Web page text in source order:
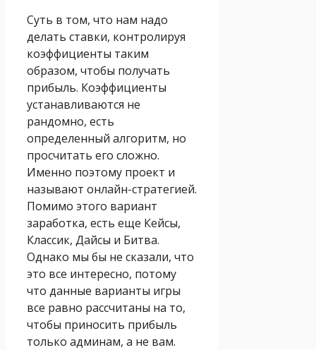
Суть в том, что нам надо
делать ставки, контролируя
коэффициенты таким
образом, чтобы получать
прибыль. Коэффициенты
устанавливаются не
рандомно, есть
определенный алгоритм, но
просчитать его сложно.
Именно поэтому проект и
называют онлайн-стратегией.
Помимо этого вариант
заработка, есть еще Кейсы,
Классик, Дайсы и Битва.
Однако мы бы не сказали, что
это все интересно, потому
что данные варианты игры
все равно рассчитаны на то,
чтобы приносить прибыль
только админам, а не вам.